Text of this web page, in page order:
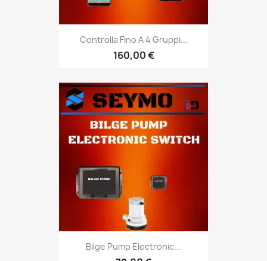
Controlla Fino A 4 Gruppi...
160,00 €
Bilge Pump Electronic...